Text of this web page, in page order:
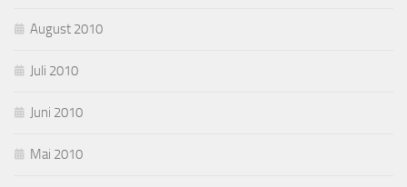
August 2010
Juli 2010
Juni 2010
Mai 2010